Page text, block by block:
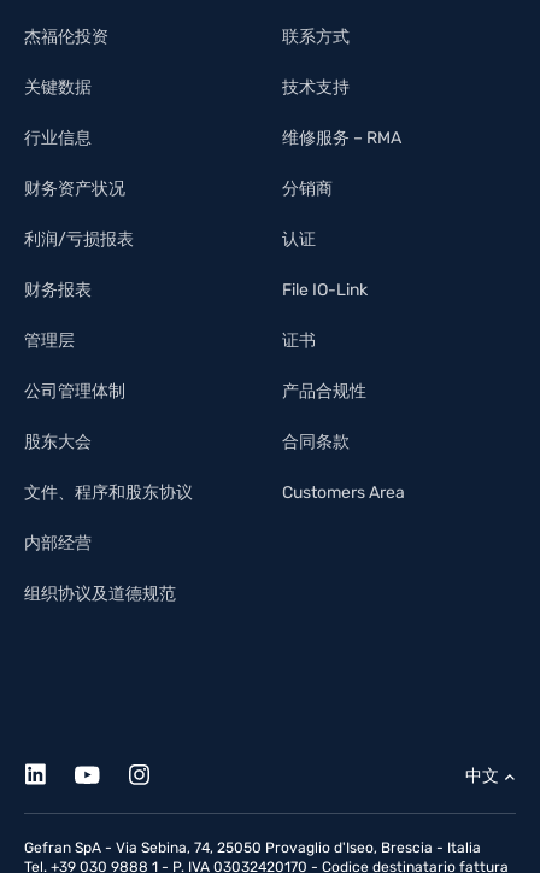
杰福伦投资
关键数据
行业信息
财务资产状况
利润/亏损报表
财务报表
管理层
公司管理体制
股东大会
文件、程序和股东协议
内部经营
组织协议及道德规范
联系方式
技术支持
维修服务 – RMA
分销商
认证
File IO-Link
证书
产品合规性
合同条款
Customers Area
Gefran SpA - Via Sebina, 74, 25050 Provaglio d'Iseo, Brescia - Italia
Tel. +39 030 9888 1 - P. IVA 03032420170 - Codice destinatario fattura
中文